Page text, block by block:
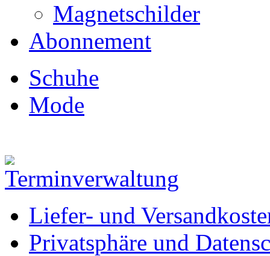
Magnetschilder
Abonnement
Schuhe
Mode
Liefer- und
Privatsphäre und